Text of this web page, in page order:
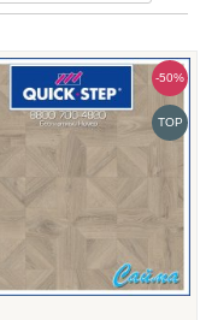
-50%
TOP